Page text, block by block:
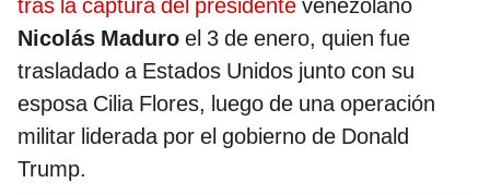
tras la captura del presidente venezolano
Nicolás Maduro el 3 de enero, quien fue
trasladado a Estados Unidos junto con su
esposa Cilia Flores, luego de una operación
militar liderada por el gobierno de Donald
Trump.